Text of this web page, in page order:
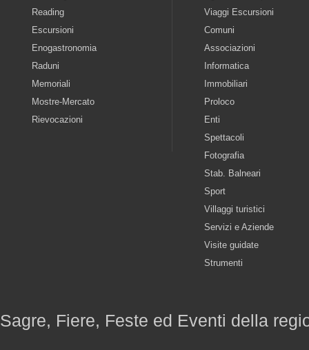
Reading
Escursioni
Enogastronomia
Raduni
Memoriali
Mostre-Mercato
Rievocazioni
Viaggi Escursioni
Comuni
Associazioni
Informatica
Immobiliari
Proloco
Enti
Spettacoli
Fotografia
Stab. Balneari
Sport
Villaggi turistici
Servizi e Aziende
Visite guidate
Strumenti
Sagre, Fiere, Feste ed Eventi della